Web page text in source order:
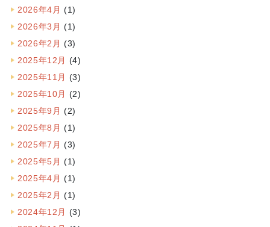
2026年4月 (1)
2026年3月 (1)
2026年2月 (3)
2025年12月 (4)
2025年11月 (3)
2025年10月 (2)
2025年9月 (2)
2025年8月 (1)
2025年7月 (3)
2025年5月 (1)
2025年4月 (1)
2025年2月 (1)
2024年12月 (3)